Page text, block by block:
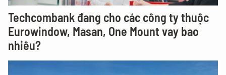
Techcombank đang cho các công ty thuộc
Eurowindow, Masan, One Mount vay bao
nhiêu?